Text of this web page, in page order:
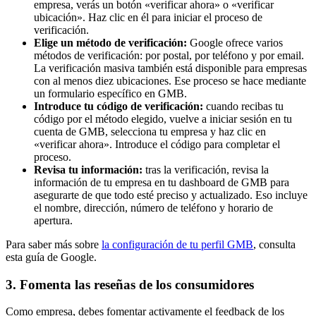
empresa, verás un botón «verificar ahora» o «verificar
ubicación». Haz clic en él para iniciar el proceso de
verificación.
Elige un método de verificación: Google ofrece varios
métodos de verificación: por postal, por teléfono y por email.
La verificación masiva también está disponible para empresas
con al menos diez ubicaciones. Ese proceso se hace mediante
un formulario específico en GMB.
Introduce tu código de verificación: cuando recibas tu
código por el método elegido, vuelve a iniciar sesión en tu
cuenta de GMB, selecciona tu empresa y haz clic en
«verificar ahora». Introduce el código para completar el
proceso.
Revisa tu información: tras la verificación, revisa la
información de tu empresa en tu dashboard de GMB para
asegurarte de que todo esté preciso y actualizado. Eso incluye
el nombre, dirección, número de teléfono y horario de
apertura.
Para saber más sobre la configuración de tu perfil GMB, consulta
esta guía de Google.
3. Fomenta las reseñas de los consumidores
Como empresa, debes fomentar activamente el feedback de los